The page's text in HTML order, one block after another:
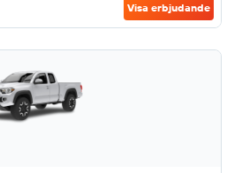
Visa erbjudande